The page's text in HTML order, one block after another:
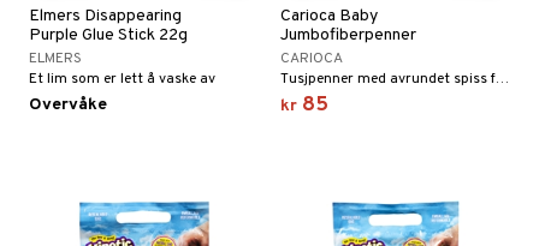
Elmers Disappearing
Purple Glue Stick 22g
ELMERS
Et lim som er lett å vaske av
Overvåke
Carioca Baby
Jumbofiberpenner
CARIOCA
Tusjpenner med avrundet spiss for barn fra 2 år.
kr 85